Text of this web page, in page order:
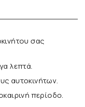
σας
λεπτά.
αυτοκινήτων.
περίοδο.